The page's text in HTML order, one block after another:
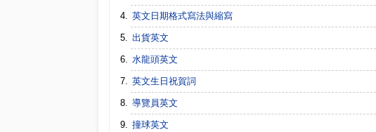
英文日期格式寫法與縮寫
出貨英文
水龍頭英文
英文生日祝賀詞
導覽員英文
撞球英文